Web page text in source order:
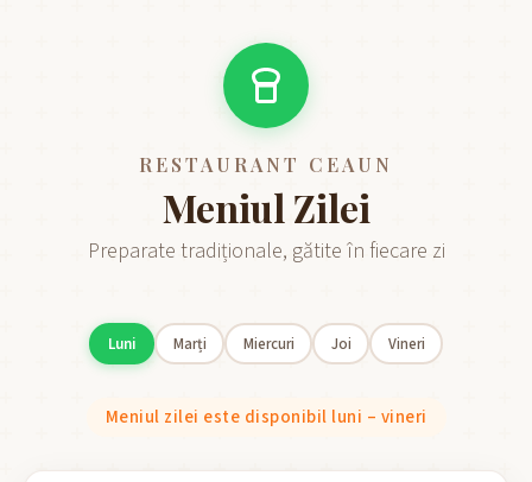
RESTAURANT CEAUN
Meniul Zilei
Preparate tradiționale, gătite în fiecare zi
Luni Marți Miercuri Joi Vineri
Meniul zilei este disponibil luni – vineri